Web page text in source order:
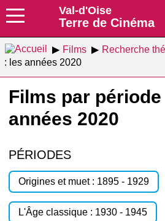
Val-d'Oise
Terre de Cinéma
Films Recherche
: les années 2020
Films par
années 2020
PÉRIODES
Origines et muet : 1895 - 1929
L'Âge classique : 1930 - 1945